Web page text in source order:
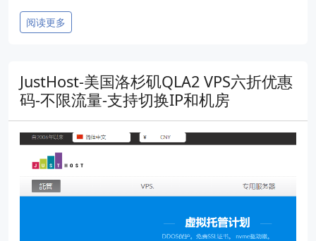
阅读更多
JustHost-美国洛杉矶QLA2 VPS六折优惠
码-不限流量-支持切换IP和机房